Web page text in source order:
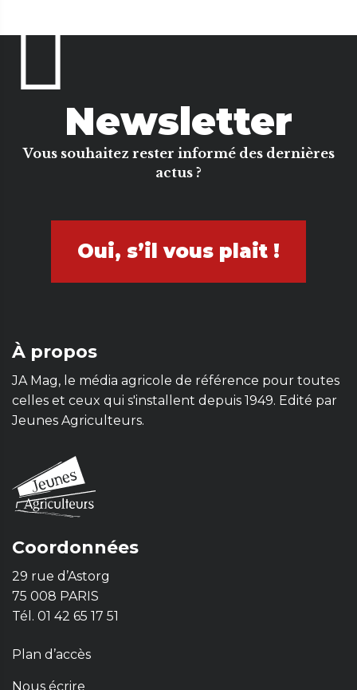
Newsletter
Vous souhaitez rester informé des dernières
actus ?
Oui, s’il vous plait !
À propos
JA Mag, le média agricole de référence pour toutes
celles et ceux qui s'installent depuis 1949. Edité par
Jeunes Agriculteurs.
Coordonnées
29 rue d’Astorg
75 008 PARIS
Tél. 01 42 65 17 51
Plan d’accès
Nous écrire